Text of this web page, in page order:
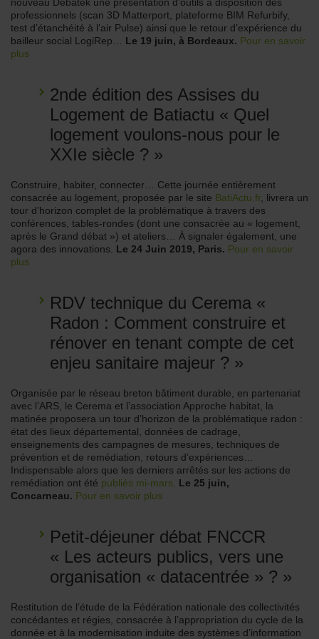
professionnels (scan 3D Matterport, plateforme BIM Refurbify,
test d’étanchéité à l’air Pulse) ainsi que le retour d’expérience du
bailleur social LogiRep…
Le 19 juin, à Bordeaux. Pour en savoir
plus
2nde édition des Assises du
Logement de Batiactu « Quel
logement voulons-nous pour le
XXIe siècle ? »
Construire, habiter, connecter… Cette journée entièrement
consacrée au logement, proposée par le site BatiActu.fr, livrera un
tour d’horizon complet de la problématique à travers des
conférences, tables-rondes (dont une consacrée au « logement,
après le Grand débat ») et ateliers… À signaler également, une
agora des innovations.
Le 24 Juin 2019, Paris. Pour en savoir
plus
RDV technique du Cerema «
Radon : Comment construire et
rénover en tenant compte de cet
enjeu sanitaire majeur ? »
Organisée par le réseau breton bâtiment durable, en partenariat
avec l’ARS, le Cerema et l’association Approche habitat, la
matinée proposera un tour d’horizon de la problématique radon :
état des lieux départemental, données de cadrage,
enseignements des campagnes de mesures, techniques de
prévention et de remédiation, retours d’expériences…
Indispensable alors que les derniers arrêtés sur les actions de
remédiation ont été publiés mi-mars
Le 25 juin,
Concarneau. Pour en savoir plus
Petit-déjeuner débat FNCCR
« Les acteurs publics, vers une
organisation « datacentrée » ? »
Restitution de l’étude de la Fédération nationale des collectivités
concédantes et régies, consacrée à l’appropriation du cycle de la
donnée et à la modernisation induite des systèmes d’information